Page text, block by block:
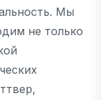
Мы
не только